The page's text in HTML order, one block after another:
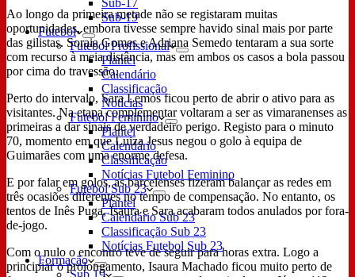
Sub-17
Sub-19
Futebol
Futebol Profissional
Plantel
Calendário
Classificação
Notícias
Futebol Feminino
Plantel
Calendário
Classificação
Notícias Futebol Feminino
Futebol Sub 23
Plantel
Calendário Sub 23
Classificação Sub 23
Notícias Futebol Sub 23
Formação
Sub 19
Ao longo da primeira metade não se registaram muitas
oportunidades, embora tivesse sempre havido sinal mais por parte
das gilistas. Soraia Gomes e Adriana Semedo tentaram a sua sorte
com recurso à meia distância, mas em ambos os casos a bola passou
por cima do travessão.
Perto do intervalo, Sara Lemos ficou perto de abrir o ativo para as
visitantes. Na etapa complementar voltaram a ser as vimaranenses as
primeiras a dar sinais de verdadeiro perigo. Registo para o minuto
70, momento em que Luiza Jesus negou o golo à equipa de
Guimarães com uma enorme defesa.
E por falar em golos, as barcelenses fizeram balançar as redes em
três ocasiões diferentes no tempo de compensação. No entanto, os
tentos de Inês Puga, Isaura e Sara acabaram todos anulados por fora-
de-jogo.
Com o nulo o encontro teve de seguir para horas extra. Logo a
principiar o prolongamento, Isaura Machado ficou muito perto de